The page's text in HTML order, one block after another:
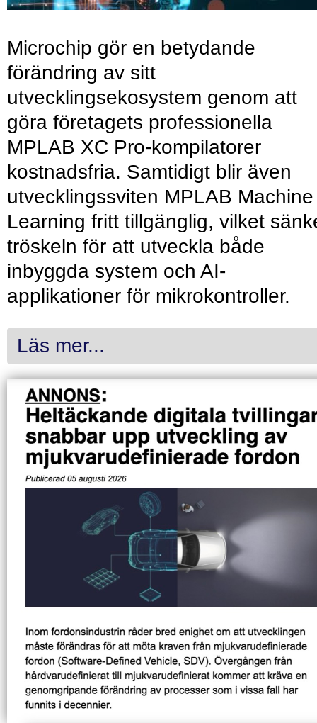
Microchip gör en betydande
förändring av sitt
utvecklingsekosystem genom att
göra företagets professionella
MPLAB XC Pro-kompilatorer
kostnadsfria. Samtidigt blir även
utvecklingssviten MPLAB Machine
Learning fritt tillgänglig, vilket
tröskeln för att utveckla både
inbyggda system och AI-
applikationer för mikrokontroller.
Läs mer...